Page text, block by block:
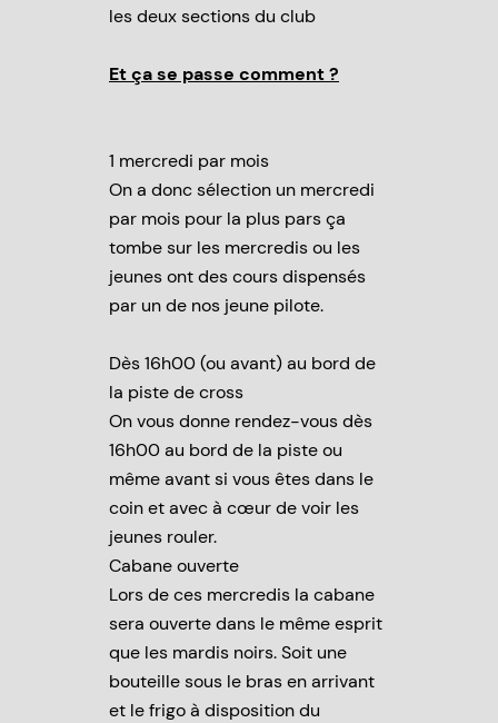
les deux sections du club
Et ça se passe comment ?
1 mercredi par mois
On a donc sélection un mercredi
par mois pour la plus pars ça
tombe sur les mercredis ou les
jeunes ont des cours dispensés
par un de nos jeune pilote.
Dès 16h00 (ou avant) au bord de
la piste de cross
On vous donne rendez-vous dès
16h00 au bord de la piste ou
même avant si vous êtes dans le
coin et avec à cœur de voir les
jeunes rouler.
Cabane ouverte
Lors de ces mercredis la cabane
sera ouverte dans le même esprit
que les mardis noirs. Soit une
bouteille sous le bras en arrivant
et le frigo à disposition du